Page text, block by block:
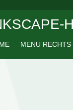
MENU RECHTS